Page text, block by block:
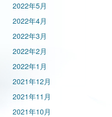
2022年5月
2022年4月
2022年3月
2022年2月
2022年1月
2021年12月
2021年11月
2021年10月